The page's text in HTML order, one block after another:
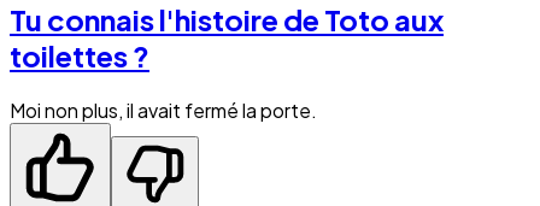
Tu connais l'histoire de Toto aux
toilettes ?
Moi non plus, il avait fermé la porte.